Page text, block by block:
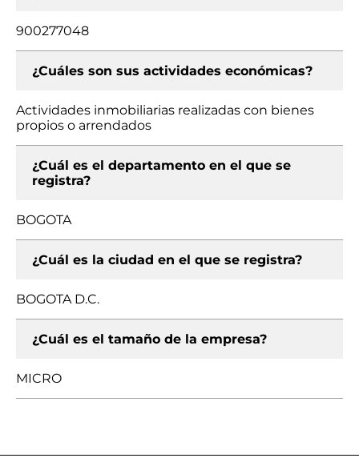
900277048
¿Cuáles son sus actividades económicas?
Actividades inmobiliarias realizadas con bienes
propios o arrendados
¿Cuál es el departamento en el que se
registra?
BOGOTA
¿Cuál es la ciudad en el que se registra?
BOGOTA D.C.
¿Cuál es el tamaño de la empresa?
MICRO